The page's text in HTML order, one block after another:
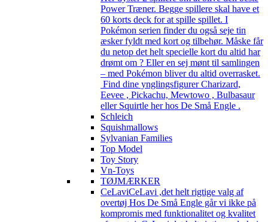
Power Træner. Begge spillere skal have et
60 korts deck for at spille spillet. I
Pokémon serien finder du også seje tin
æsker fyldt med kort og tilbehør. Måske får
du netop det helt specielle kort du altid har
drømt om ? Eller en sej mønt til samlingen
– med Pokémon bliver du altid overrasket.
Find dine ynglingsfigurer Charizard,
Eevee , Pickachu, Mewtowo , Bulbasaur
eller Squirtle her hos De Små Engle .
Schleich
Squishmallows
Sylvanian Families
Top Model
Toy Story
Vn-Toys
TØJMÆRKER
CeLaviCeLavi ,det helt rigtige valg af
overtøj Hos De Små Engle går vi ikke på
kompromis med funktionalitet og kvalitet